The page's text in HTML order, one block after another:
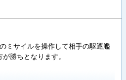
ミサイルを操作して相手の駆逐艦
勝ちとなります。